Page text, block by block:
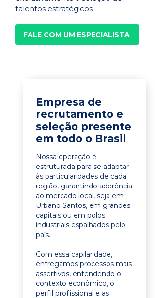
talentos estratégicos.
FALE COM UM ESPECIALISTA
Empresa de
recrutamento e
seleção presente
em todo o Brasil
Nossa operação é
estruturada para se adaptar
às particularidades de cada
região, garantindo aderência
ao mercado local, seja em
Urbano Santos, em grandes
capitais ou em polos
industriais espalhados pelo
país.
Com essa capilaridade,
entregamos processos mais
assertivos, entendendo o
contexto econômico, o
perfil profissional e as